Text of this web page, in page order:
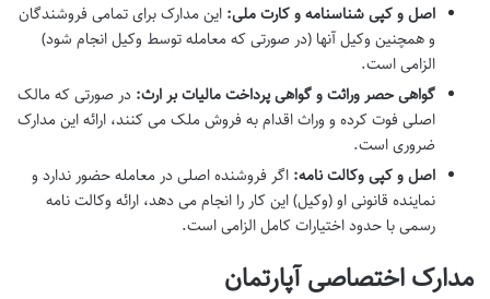
اصل و کپی شناسنامه و کارت ملی: این مدارک برای تمامی فروشندگان
و همچنین وکیل آنها (در صورتی که معامله توسط وکیل انجام شود)
الزامی است.
گواهی حصر وراثت و گواهی پرداخت مالیات بر ارث: در صورتی که مالک
اصلی فوت کرده و وراث اقدام به فروش ملک می کنند، ارائه این مدارک
ضروری است.
اصل و کپی وکالت نامه: اگر فروشنده اصلی در معامله حضور ندارد و
نماینده قانونی او (وکیل) این کار را انجام می دهد، ارائه وکالت نامه
رسمی با حدود اختیارات کامل الزامی است.
مدارک اختصاصی آپارتمان